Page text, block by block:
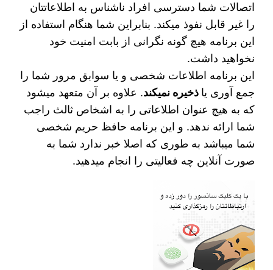
اتصالات شما دسترسی افراد ناشناس به اطلاعاتتان
را غیر قابل نفوذ میکند. بنابراین شما هنگام استفاده از
این برنامه هیچ گونه نگرانی از بابت امنیت خود
نخواهید داشت.
این برنامه اطلاعات شخصی و یا سوابق مرور شما را
جمع آوری یا ذخیره نمیکند. علاوه بر آن متعهد میشود
که به هیچ عنوان اطلاعاتی را به اشخاص ثالث راجب
شما ارائه ندهد. و این برنامه حافظ حریم شخصی
شما میباشد به طوری که اصلا خبر ندارد شما به
صورت آنلاین چه فعالیتی را انجام میدهید.